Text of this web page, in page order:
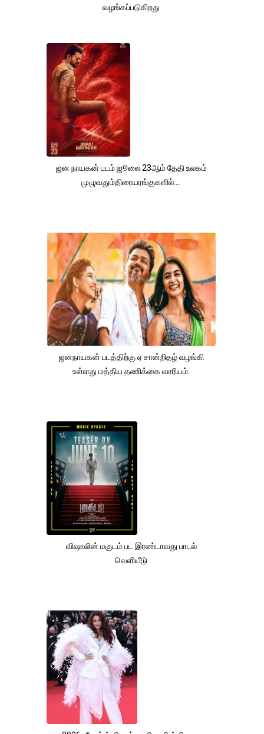
வழங்கப்படுகிறது
ஜன நாயகன் படம் ஜூலை 23ஆம் தேதி உலகம்
முழுவதும்திரையரங்குகளில்....
ஜனநாயகன் படத்திற்கு ஏ சான்றிதழ் வழங்கி
உள்ளது மத்திய தணிக்கை வாரியம்.
விஷாலின் மகுடம் பட இரண்டாவது பாடல்
வெளியீடு